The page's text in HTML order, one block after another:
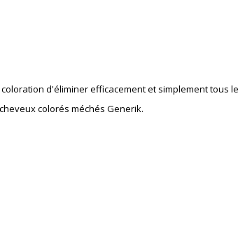
d'éliminerefficacementet simplement tous
colorés méchés Generik.